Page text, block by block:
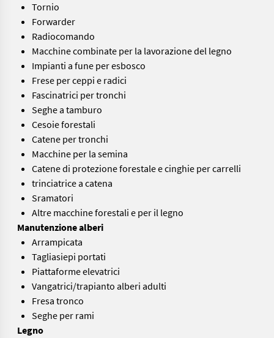
Tornio
Forwarder
Radiocomando
Macchine combinate per la lavorazione del legno
Impianti a fune per esbosco
Frese per ceppi e radici
Fascinatrici per tronchi
Seghe a tamburo
Cesoie forestali
Catene per tronchi
Macchine per la semina
Catene di protezione forestale e cinghie per carrelli
trinciatrice a catena
Sramatori
Altre macchine forestali e per il legno
Manutenzione alberi
Arrampicata
Tagliasiepi portati
Piattaforme elevatrici
Vangatrici/trapianto alberi adulti
Fresa tronco
Seghe per rami
Legno